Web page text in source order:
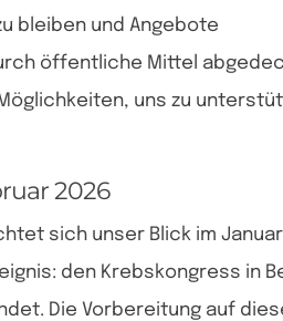
bleiben und Angebote
öffentliche Mittel
uns zu
2026
sich unser Blick im Januar
den Krebskongress in
Die Vorbereitung auf